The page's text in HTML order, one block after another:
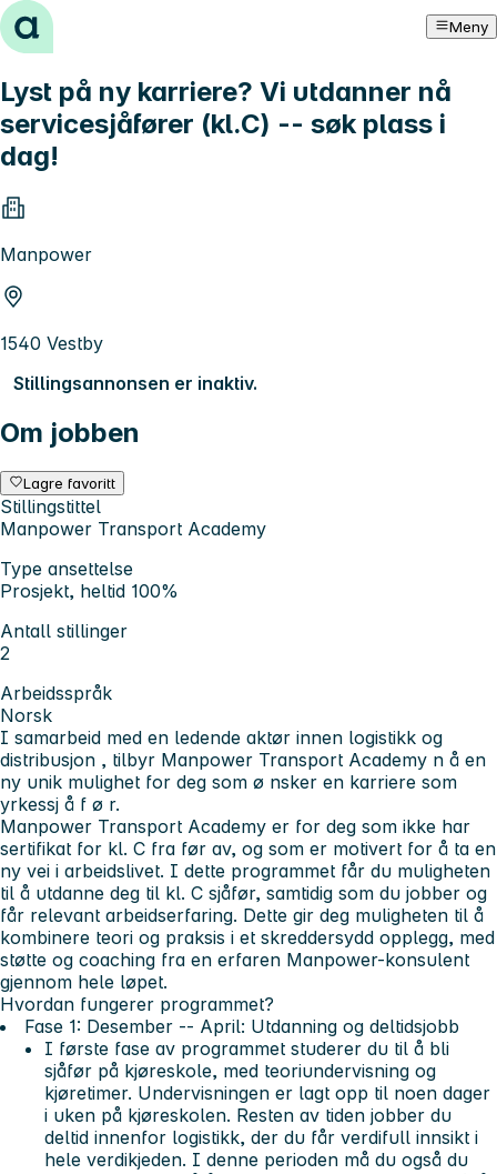
Hopp til innhold Meny
Lyst på ny karriere? Vi utdanner nå
servicesjåfører (kl.C) -- søk plass i
dag!
Manpower
1540 Vestby
Stillingsannonsen er inaktiv.
Om jobben
Lagre favoritt
Stillingstittel
Manpower Transport Academy
Type ansettelse
Prosjekt, heltid 100%
Antall stillinger
2
Arbeidsspråk
Norsk
I samarbeid med en ledende aktør innen logistikk og
distribusjon , tilbyr Manpower Transport Academy n å en
ny unik mulighet for deg som ø nsker en karriere som
yrkessj å f ø r.
Manpower Transport Academy er for deg som ikke har
sertifikat for kl. C fra før av, og som er motivert for å ta en
ny vei i arbeidslivet. I dette programmet får du muligheten
til å utdanne deg til kl. C sjåfør, samtidig som du jobber og
får relevant arbeidserfaring. Dette gir deg muligheten til å
kombinere teori og praksis i et skreddersydd opplegg, med
støtte og coaching fra en erfaren Manpower-konsulent
gjennom hele løpet.
Hvordan fungerer programmet?
Fase 1: Desember -- April: Utdanning og deltidsjobb
I første fase av programmet studerer du til å bli
sjåfør på kjøreskole, med teoriundervisning og
kjøretimer. Undervisningen er lagt opp til noen dager
i uken på kjøreskolen. Resten av tiden jobber du
deltid innenfor logistikk, der du får verdifull innsikt i
hele verdikjeden. I denne perioden må du også du